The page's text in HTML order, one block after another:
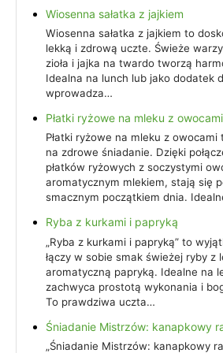
Wiosenna sałatka z jajkiem
Wiosenna sałatka z jajkiem to
lekką i zdrową uczte. Świeże
zioła i jajka na twardo tworzą
Idealna na lunch lub jako dodatek
wprowadza…
Płatki ryżowe na mleku z owocami
Płatki ryżowe na mleku z owocami
na zdrowe śniadanie. Dzięki
płatków ryżowych z soczystymi
aromatycznym mlekiem, stają się
smacznym początkiem dnia.
Ryba z kurkami i papryką
„Ryba z kurkami i papryką” to
łączy w sobie smak świeżej ryby z
aromatyczną papryką. Idealne na
zachwyca prostotą wykonania i
To prawdziwa uczta…
Śniadanie Mistrzów: kanapkowy
„Śniadanie Mistrzów: kanapkowy